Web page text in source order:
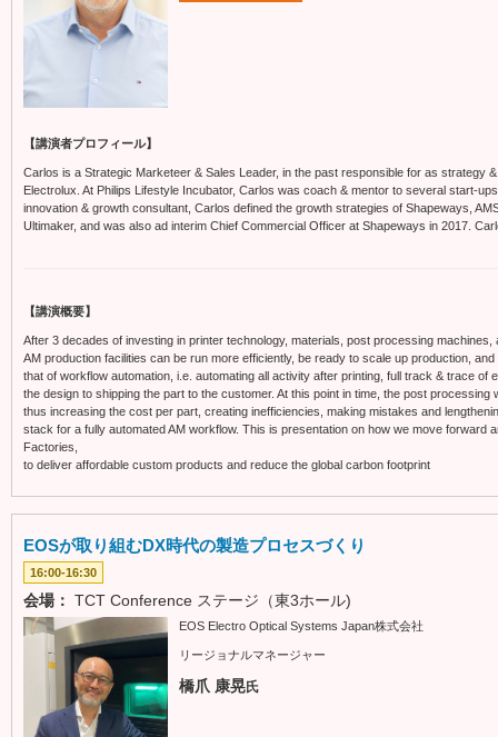
【講演者プロフィール】
Carlos is a Strategic Marketeer & Sales Leader, in the past responsible for as strategy
Electrolux. At Philips Lifestyle Incubator, Carlos was coach & mentor to several start-
innovation & growth consultant, Carlos defined the growth strategies of Shapeways,
Ultimaker, and was also ad interim Chief Commercial Officer at Shapeways in 2017.
【講演概要】
After 3 decades of investing in printer technology, materials, post processing
AM production facilities can be run more efficiently, be ready to scale up production,
that of workflow automation, i.e. automating all activity after printing, full track & trace of
the design to shipping the part to the customer. At this point in time, the post processing
thus increasing the cost per part, creating inefficiencies, making mistakes and
stack for a fully automated AM workflow. This is presentation on how we move forward
Factories,
to deliver affordable custom products and reduce the global carbon footprint
EOSが取り組むDX時代の製造プロセスづくり
16:00-16:30
会場： TCT Conference ステージ（東3ホール)
EOS Electro Optical Systems Japan株式会社
リージョナルマネージャー
橋爪 康晃氏